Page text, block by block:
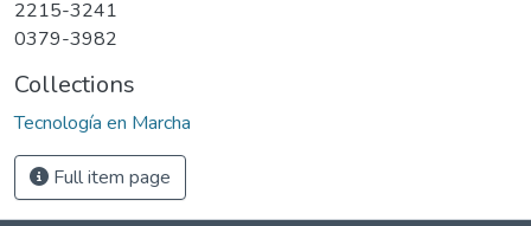
2215-3241
0379-3982
Collections
Tecnología en Marcha
Full item page